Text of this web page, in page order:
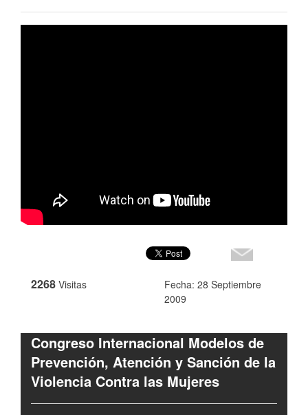
2268 Visitas
Fecha: 28 Septiembre
2009
Congreso Internacional Modelos de
Prevención, Atención y Sanción de la
Violencia Contra las Mujeres